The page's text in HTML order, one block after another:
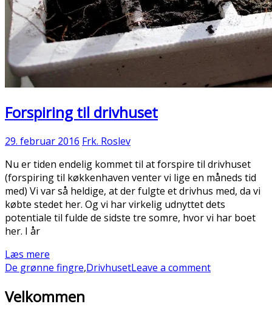
Forspiring til drivhuset
29. februar 2016 Frk. Roslev
Nu er tiden endelig kommet til at forspire til drivhuset
(forspiring til køkkenhaven venter vi lige en måneds tid
med) Vi var så heldige, at der fulgte et drivhus med, da vi
købte stedet her. Og vi har virkelig udnyttet dets
potentiale til fulde de sidste tre somre, hvor vi har boet
her. I år
Læs mere
De grønne fingre,DrivhusetLeave a comment
Velkommen